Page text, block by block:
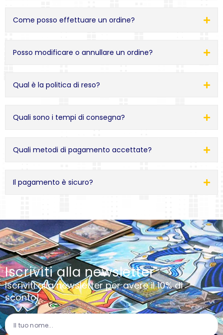
Come posso effettuare un ordine?
Posso modificare o annullare un ordine?
Qual è la politica di reso?
Quali sono i tempi di consegna?
Quali metodi di pagamento accettate?
Il pagamento è sicuro?
Iscriviti alla newsletter
Iscriviti alla newsletter per avere il 10% di
sconto!